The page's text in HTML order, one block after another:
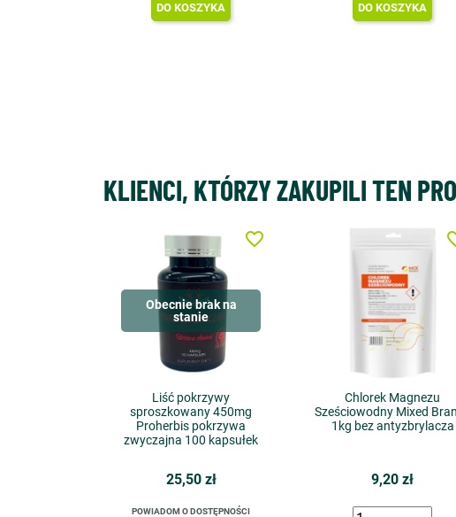
DO KOSZYKA DO KOSZYKA
KLIENCI, KTÓRZY ZAKUPILI TEN
Obecnie brak na
stanie
Liść pokrzywy
sproszkowany 450mg
Proherbis pokrzywa
zwyczajna 100 kapsułek
25,50 zł
POWIADOM O DOSTĘPNOŚCI
favorite_border
Chlorek Magnezu
Sześciowodny Mixed
1kg bez antyzbrylacza
9,20 zł